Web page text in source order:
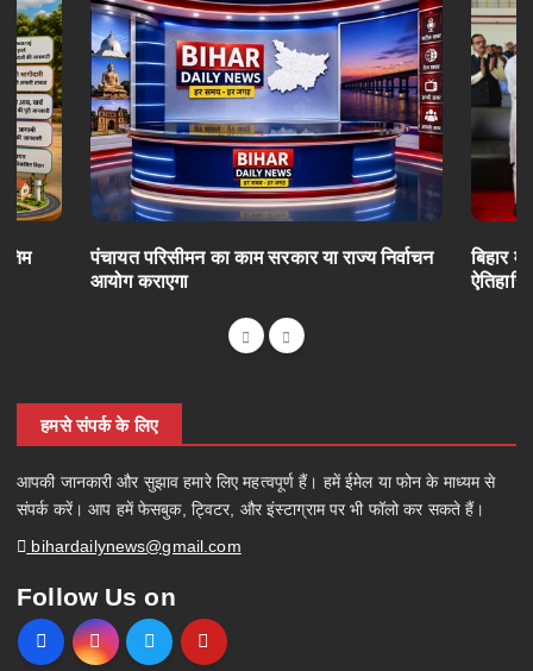
पंचायत परिसीमन का काम सरकार या राज्य निर्वाचन
आयोग कराएगा
बिहार
हमसे संपर्क के लिए
आपकी जानकारी और सुझाव हमारे लिए महत्वपूर्ण हैं। हमें ईमेल या फोन के माध्यम से
संपर्क करें। आप हमें फेसबुक, ट्विटर, और इंस्टाग्राम पर भी फॉलो कर सकते हैं।
bihardailynews@gmail.com
Follow Us on